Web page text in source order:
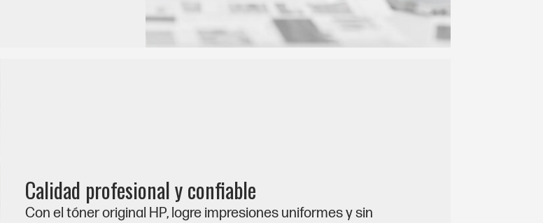
Calidad profesional y confiable
Con el tóner original HP, logre impresiones uniformes y sin